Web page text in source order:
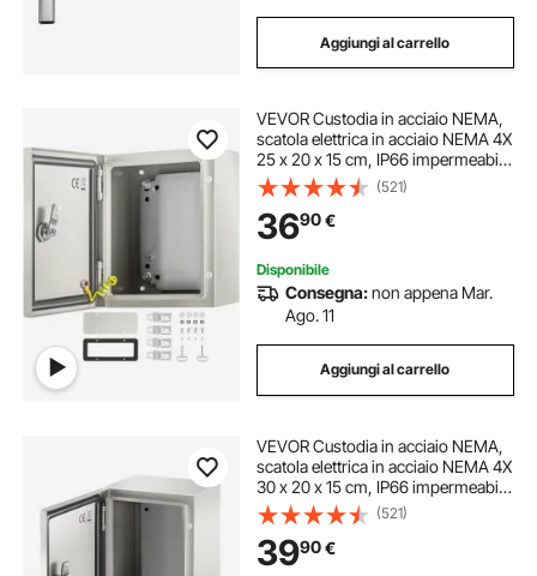
Aggiungi al carrello
VEVOR Custodia in acciaio NEMA,
scatola elettrica in acciaio NEMA 4X
25 x 20 x 15 cm, IP66 impermeabile
e antipolvere, scatola di giunzione
elettrica per esterni/interni, con
piastra di montaggio
(521)
3690€
Disponibile
Consegna:non appena Mar.
Ago. 11
Aggiungi al carrello
VEVOR Custodia in acciaio NEMA,
scatola elettrica in acciaio NEMA 4X
30 x 20 x 15 cm, IP66 impermeabile
e antipolvere, scatola di giunzione
elettrica per esterni/interni, con
piastra di montaggio
(521)
3990€